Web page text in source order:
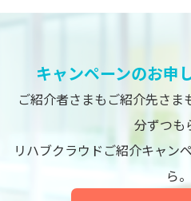
キャンペーンのお申
ご紹介者さまもご紹介先さ
分ずつも
リハブクラウドご紹介キャン
ら。